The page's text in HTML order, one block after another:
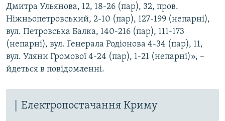
Дмитра Ульянова, 12, 18-26 (пар), 32, пров.
Ніжньопетровський, 2-10 (пар), 127-199 (непарні),
вул. Петровська Балка, 140-216 (пар), 111-173
(непарні), вул. Генерала Родіонова 4-34 (пар), 11,
вул. Уляни Громової 4-24 (пар), 1-21 (непарні)», –
йдеться в повідомленні.
Електропостачання Криму